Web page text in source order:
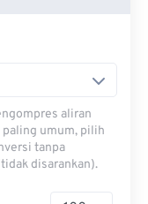
aliran
paling umum, pilih
tanpa
disarankan).